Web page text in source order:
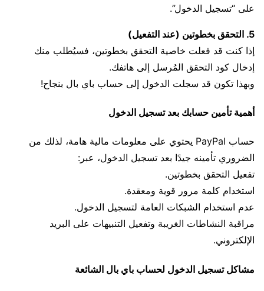
على “تسجيل الدخول”.
5. التحقق بخطوتين (عند التفعيل)
إذا كنت قد فعلت خاصية التحقق بخطوتين، فسيُطلب منك
إدخال كود التحقق المُرسل إلى هاتفك.
وبهذا تكون قد سجلت الدخول إلى حساب باي بال بنجاح!
أهمية تأمين حسابك بعد تسجيل الدخول
حساب PayPal يحتوي على معلومات مالية هامة، لذلك من
الضروري تأمينه جيدًا بعد تسجيل الدخول، عبر:
تفعيل التحقق بخطوتين.
استخدام كلمة مرور قوية ومعقدة.
عدم استخدام الشبكات العامة لتسجيل الدخول.
مراقبة النشاطات الغريبة وتفعيل التنبيهات على البريد
الإلكتروني.
مشاكل تسجيل الدخول لحساب باي بال الشائعة